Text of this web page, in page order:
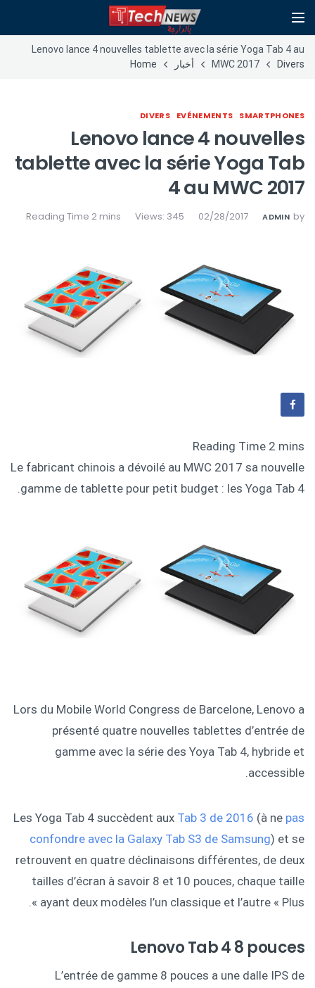
Lenovo lance 4 nouvelles tablette avec la série Yoga Tab 4 au
MWC 2017
Divers أخبار Home
DIVERS EVÉNEMENTS SMARTPHONES
Lenovo lance 4 nouvelles
tablette avec la série Yoga Tab
4 au MWC 2017
by
ADMIN
02/28/2017
Views: 345
Le fabricant chinois a dévoilé au MWC 2017 sa nouvelle
gamme de tablette pour petit budget : les Yoga Tab 4.
Lors du Mobile World Congress de Barcelone, Lenovo a
présenté quatre nouvelles tablettes d’entrée de
gamme avec la série des Yoya Tab 4, hybride et
accessible.
Les Yoga Tab 4 succèdent aux Tab 3 de 2016 (à ne pas
confondre avec la Galaxy Tab S3 de Samsung) et se
retrouvent en quatre déclinaisons différentes, de deux
tailles d’écran à savoir 8 et 10 pouces, chaque taille
ayant deux modèles l’un classique et l’autre « Plus ».
Lenovo Tab 4 8 pouces
L’entrée de gamme 8 pouces a une dalle IPS de